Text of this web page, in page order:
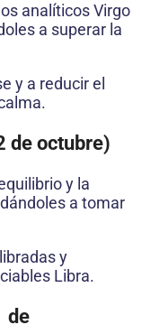
analíticos Virgo
a superar la
y a reducir el
de octubre)
y la
a tomar
y
Libra.
de